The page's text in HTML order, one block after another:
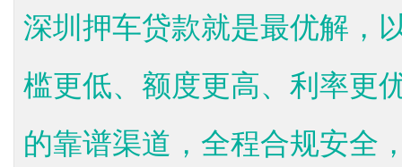
深圳押车贷款就是最优解，
槛更低、额度更高、利率更
的靠谱渠道，全程合规安全